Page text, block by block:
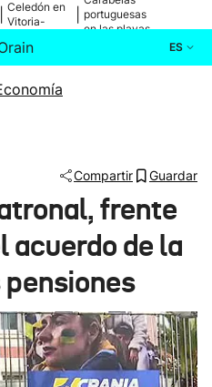
Celedón en
Vitoria-
portuguesas
en las playas
ES
Compartir Guardar
frente
acuerdo de la